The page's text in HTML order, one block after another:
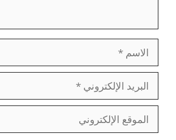
الاسم
البريد
الإلكتروني
الموقع
الإلكتروني